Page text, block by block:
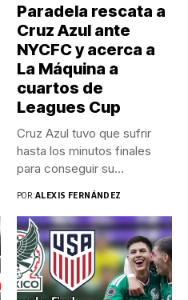
Paradela rescata a
Cruz Azul ante
NYCFC y acerca a
La Máquina a
cuartos de
Leagues Cup
Cruz Azul tuvo que sufrir
hasta los minutos finales
para conseguir su...
POR:ALEXIS FERNÁNDEZ